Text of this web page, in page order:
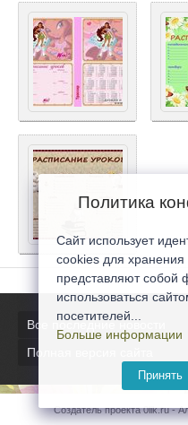
Все последние новости
Полная версия сайта
Создатель проекта 0lik.ru -
Политика
Сайт использует
cookies для
представляют собой
использоваться
посетителей...
Больше информации
Принять